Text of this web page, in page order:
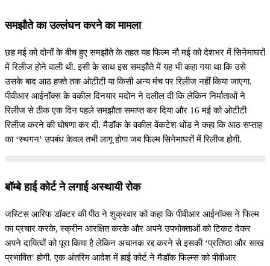
समझौते का उल्लंघन करने का मामला
छह मई को दोनों के बीच हुए समझौते के तहत यह फिल्म नौ मई को देशभर में सिनेमाघरों
में रिलीज होने वाली थी. इसी के साथ इस समझौते में यह भी कहा गया था कि उसे
उसके बाद आठ हफ्ते तक ओटीटी या किसी अन्य मंच पर रिलीज नहीं किया जाएगा.
पीवीआर आईनॉक्स के वकील दिनयार मदोन ने दलील दी कि लेकिन निर्माताओं ने
रिलीज से ठीक एक दिन पहले समझौता समाप्त कर दिया और 16 मई को ओटीटी
रिलीज करने की घोषणा कर दी. मैडॉक के वकील वेंकटेश धोंड ने कहा कि आठ सप्ताह
का ‘स्थगन’ उपबंध केवल तभी लागू होगा जब फिल्म सिनेमाघरों में रिलीज होगी.
बॉम्बे हाई कोर्ट ने लगाई अस्थायी रोक
जस्टिस आरिफ डॉक्टर की पीठ ने शुक्रवार को कहा कि पीवीआर आईनॉक्स ने फिल्म
का प्रचार करके, स्क्रीन आरक्षित करके और अपने उपभोक्ताओं को टिकट देकर
अपने दायित्वों को पूरा किया है लेकिन अचानक रद्द करने से इसकी ‘प्रतिष्ठा और साख
प्रभावित’ होगी. एक अंतरिम आदेश में हाई कोर्ट ने मैडॉक फिल्म्स को पीवीआर